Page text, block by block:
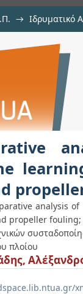
→ Ιδρυματικό
hull
analysis
propeller fouling;
πλοίου